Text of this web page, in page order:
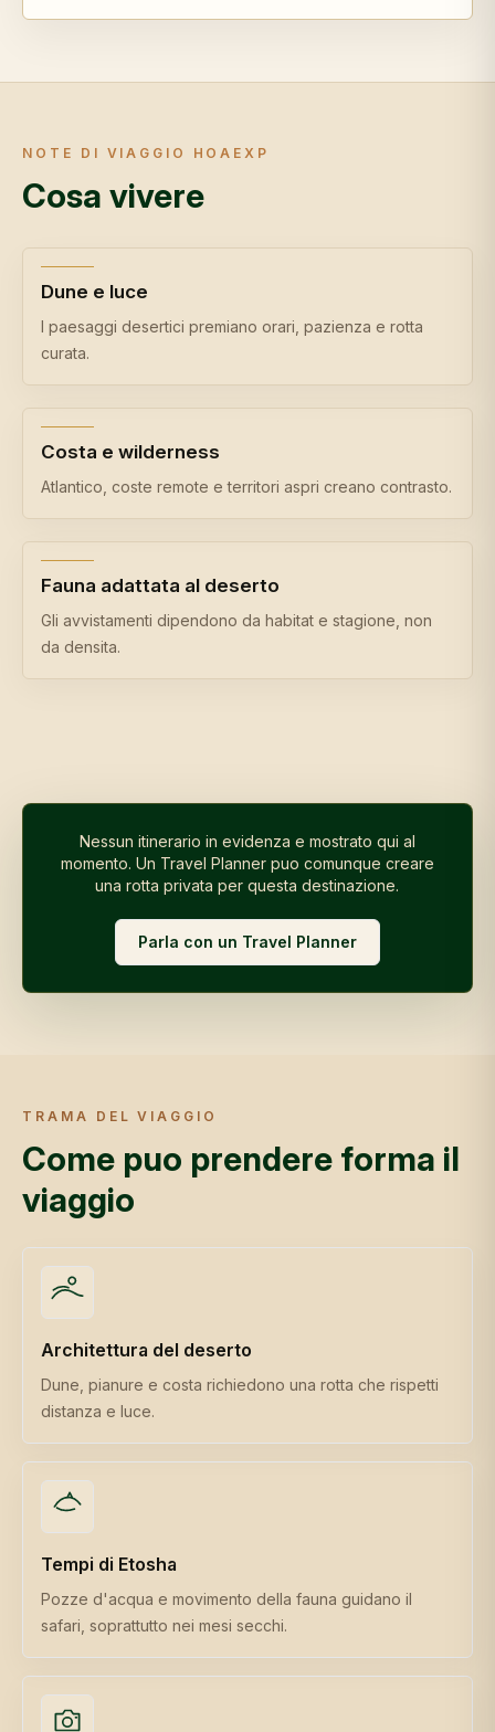
NOTE DI VIAGGIO HOAEXP
Cosa vivere
Dune e luce
I paesaggi desertici premiano orari, pazienza e rotta
curata.
Costa e wilderness
Atlantico, coste remote e territori aspri creano contrasto.
Fauna adattata al deserto
Gli avvistamenti dipendono da habitat e stagione, non
da densita.
Nessun itinerario in evidenza e mostrato qui al
momento. Un Travel Planner puo comunque creare
una rotta privata per questa destinazione.
Parla con un Travel Planner
TRAMA DEL VIAGGIO
Come puo prendere forma il
viaggio
Architettura del deserto
Dune, pianure e costa richiedono una rotta che rispetti
distanza e luce.
Tempi di Etosha
Pozze d'acqua e movimento della fauna guidano il
safari, soprattutto nei mesi secchi.